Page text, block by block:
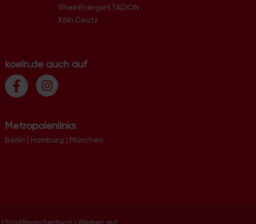
RheinEnergieSTADION
Köln Deutz
koeln.de auch auf
Metropolenlinks
Berlin | Hamburg | München
| Stadtbranchenbuch | Werben auf